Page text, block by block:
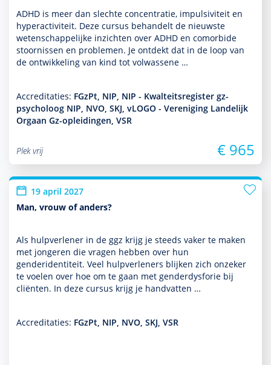
ADHD is meer dan slechte concentratie, impulsiviteit en
hyperactivi­teit. Deze cursus behan­delt de nieuwste
weten­schappe­lijke inzichten over ADHD en comorbide
stoor­nissen en pro­ble­men. Je ontdekt dat in de loop van
de ont­wikke­ling van kind tot volwassene …
Accreditaties: FGzPt, NIP, NIP - Kwalteitsregister gz-
psycholoog NIP, NVO, SKJ, vLOGO - Vereniging Landelijk
Orgaan Gz-opleidingen, VSR
Plek vrij € 965
19 april 2027
Man, vrouw of anders?
Als hulp­ver­le­ner in de ggz krijg je steeds vaker te maken
met jongeren die vragen hebben over hun
genderidentiteit. Veel hulp­ver­le­ners blijken zich onzeker
te voelen over hoe om te gaan met genderdysforie bij
cliënten. In deze cursus krijg je handvatten …
Accreditaties: FGzPt, NIP, NVO, SKJ, VSR